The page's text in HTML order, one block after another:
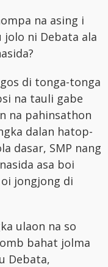
na asing i
ni Debata ala
di tonga-tonga
na tauli gabe
na pahinsathon
dalan hatop-
dasar, SMP nang
asa boi
jongjong di
ulaon na so
bahat jolma
Debata,